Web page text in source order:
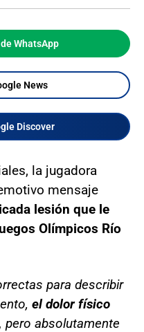
WhatsApp
News
Discover
la jugadora
mensaje
lesión que le
Olímpicos Río
para describir
el dolor físico
pero absolutamente